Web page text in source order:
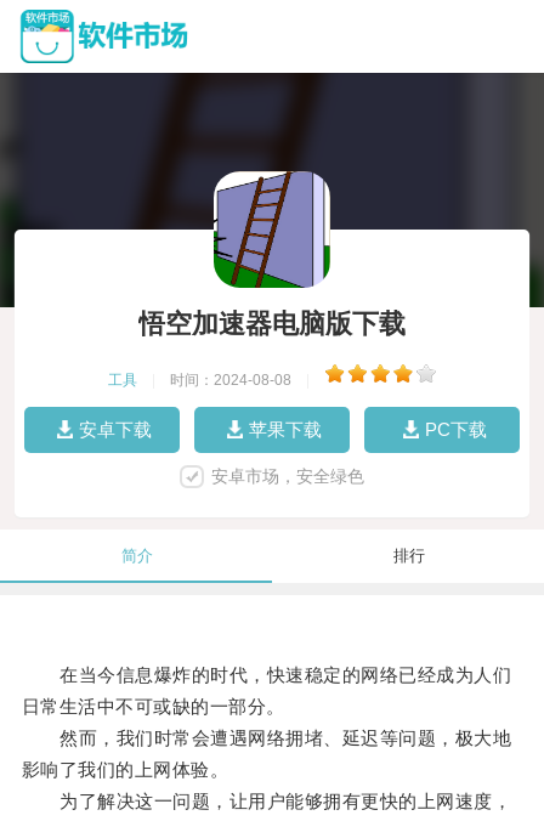
悟空加速器电脑版下载
工具 时间：2024-08-08
安卓下载 苹果下载 PC下载
安卓市场，安全绿色
简介 排行
在当今信息爆炸的时代，快速稳定的网络已经成为人们
日常生活中不可或缺的一部分。
然而，我们时常会遭遇网络拥堵、延迟等问题，极大地
影响了我们的上网体验。
为了解决这一问题，让用户能够拥有更快的上网速度，